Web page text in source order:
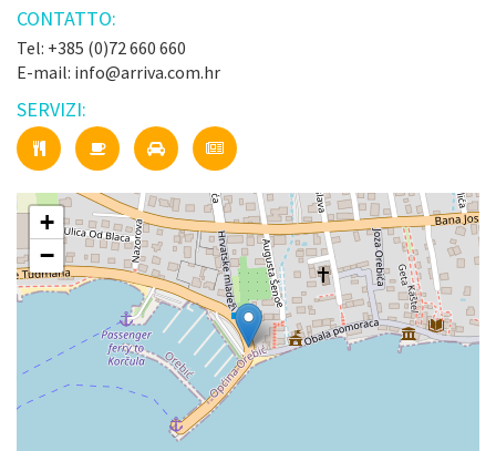
CONTATTO:
Tel: +385 (0)72 660 660
E-mail: info@arriva.com.hr
SERVIZI:
+
−